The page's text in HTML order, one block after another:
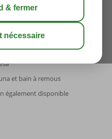
sauver
et bain à remous
également disponible